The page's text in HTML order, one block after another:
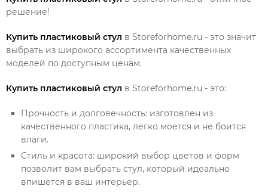
решение!
Купить пластиковый стул в Storeforhome.ru - это значит
выбрать из широкого ассортимента качественных
моделей по доступным ценам.
Купить пластиковый стул в Storeforhome.ru - это:
Прочность и долговечность: изготовлен из
качественного пластика, легко моется и не боится
влаги.
Стиль и красота: широкий выбор цветов и форм
позволит вам выбрать стул, который идеально
впишется в ваш интерьер.